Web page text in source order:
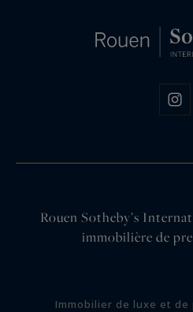
Rouen Sotheby’s
immobilière de
Immobilier de luxe et